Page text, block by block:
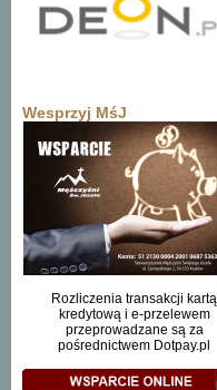
Wesprzyj MśJ
Rozliczenia transakcji kartą
kredytową i e-przelewem
przeprowadzane są za
pośrednictwem Dotpay.pl